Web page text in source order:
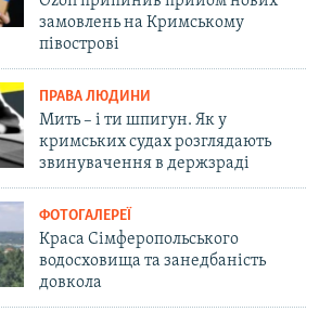
замовлень на Кримському
півострові
ПРАВА ЛЮДИНИ
Мить – і ти шпигун. Як у
кримських судах розглядають
звинувачення в держзраді
ФОТОГАЛЕРЕЇ
Краса Сімферопольського
водосховища та занедбаність
довкола